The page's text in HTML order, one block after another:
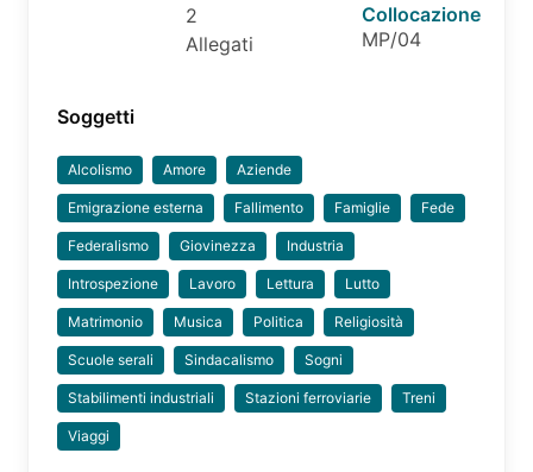
2
Allegati
Collocazione
MP/04
Soggetti
Alcolismo Amore Aziende
Emigrazione esterna Fallimento Famiglie Fede
Federalismo Giovinezza Industria
Introspezione Lavoro Lettura Lutto
Matrimonio Musica Politica Religiosità
Scuole serali Sindacalismo Sogni
Stabilimenti industriali Stazioni ferroviarie Treni
Viaggi